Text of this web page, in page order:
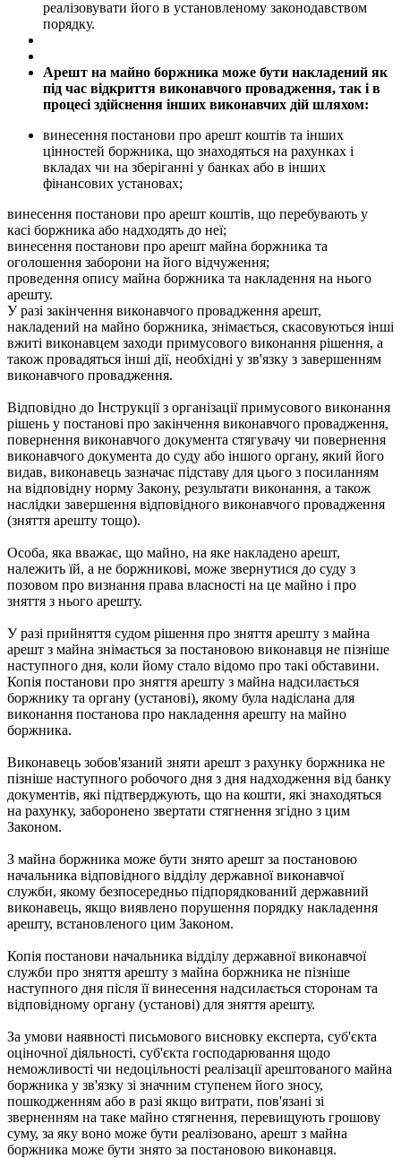
реалізовувати його в установленому законодавством
порядку.
Арешт на майно боржника може бути накладений як
під час відкриття виконавчого провадження, так і в
процесі здійснення інших виконавчих дій шляхом:
винесення постанови про арешт коштів та інших
цінностей боржника, що знаходяться на рахунках і
вкладах чи на зберіганні у банках або в інших
фінансових установах;
винесення постанови про арешт коштів, що перебувають у
касі боржника або надходять до неї;
винесення постанови про арешт майна боржника та
оголошення заборони на його відчуження;
проведення опису майна боржника та накладення на нього
арешту.
У разі закінчення виконавчого провадження арешт,
накладений на майно боржника, знімається, скасовуються інші
вжиті виконавцем заходи примусового виконання рішення, а
також провадяться інші дії, необхідні у зв'язку з завершенням
виконавчого провадження.
Відповідно до Інструкції з організації примусового виконання
рішень у постанові про закінчення виконавчого провадження,
повернення виконавчого документа стягувачу чи повернення
виконавчого документа до суду або іншого органу, який його
видав, виконавець зазначає підставу для цього з посиланням
на відповідну норму Закону, результати виконання, а також
наслідки завершення відповідного виконавчого провадження
(зняття арешту тощо).
Особа, яка вважає, що майно, на яке накладено арешт,
належить їй, а не боржникові, може звернутися до суду з
позовом про визнання права власності на це майно і про
зняття з нього арешту.
У разі прийняття судом рішення про зняття арешту з майна
арешт з майна знімається за постановою виконавця не пізніше
наступного дня, коли йому стало відомо про такі обставини.
Копія постанови про зняття арешту з майна надсилається
боржнику та органу (установі), якому була надіслана для
виконання постанова про накладення арешту на майно
боржника.
Виконавець зобов'язаний зняти арешт з рахунку боржника не
пізніше наступного робочого дня з дня надходження від банку
документів, які підтверджують, що на кошти, які знаходяться
на рахунку, заборонено звертати стягнення згідно з цим
Законом.
З майна боржника може бути знято арешт за постановою
начальника відповідного відділу державної виконавчої
служби, якому безпосередньо підпорядкований державний
виконавець, якщо виявлено порушення порядку накладення
арешту, встановленого цим Законом.
Копія постанови начальника відділу державної виконавчої
служби про зняття арешту з майна боржника не пізніше
наступного дня після її винесення надсилається сторонам та
відповідному органу (установі) для зняття арешту.
За умови наявності письмового висновку експерта, суб'єкта
оціночної діяльності, суб'єкта господарювання щодо
неможливості чи недоцільності реалізації арештованого майна
боржника у зв'язку зі значним ступенем його зносу,
пошкодженням або в разі якщо витрати, пов'язані зі
зверненням на таке майно стягнення, перевищують грошову
суму, за яку воно може бути реалізовано, арешт з майна
боржника може бути знято за постановою виконавця.